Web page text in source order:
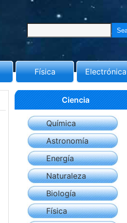
Física Electrónica
Ciencia
Química
Astronomía
Energía
Naturaleza
Biología
Física